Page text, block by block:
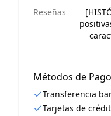
Reseñas
Métodos de Pago
Transferencia
Tarjetas de